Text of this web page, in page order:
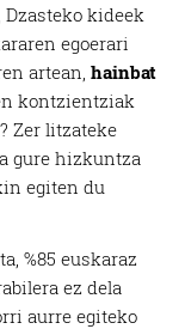
kideek
egoerari
artean,hainbat
kontzientziak
Zer litzateke
gure hizkuntza
egiten du
%85 euskaraz
ez dela
aurre egiteko